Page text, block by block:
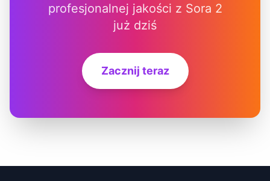
profesjonalnej jakości z Sora 2
już dziś
Zacznij teraz